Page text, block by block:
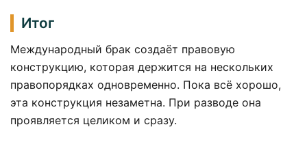
Итог
Международный брак создаёт правовую
конструкцию, которая держится на нескольких
правопорядках одновременно. Пока всё хорошо,
эта конструкция незаметна. При разводе она
проявляется целиком и сразу.